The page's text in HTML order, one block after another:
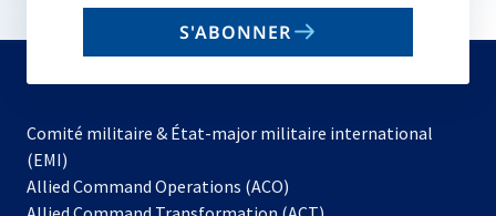
email
S'ABONNER
Comité militaire & État-major militaire international
(EMI)
Allied Command Operations (ACO)
dans